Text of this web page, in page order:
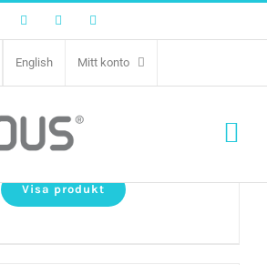
FacebookTwitter
English Mitt konto
Pine Forest 14 kg
Visa produkt